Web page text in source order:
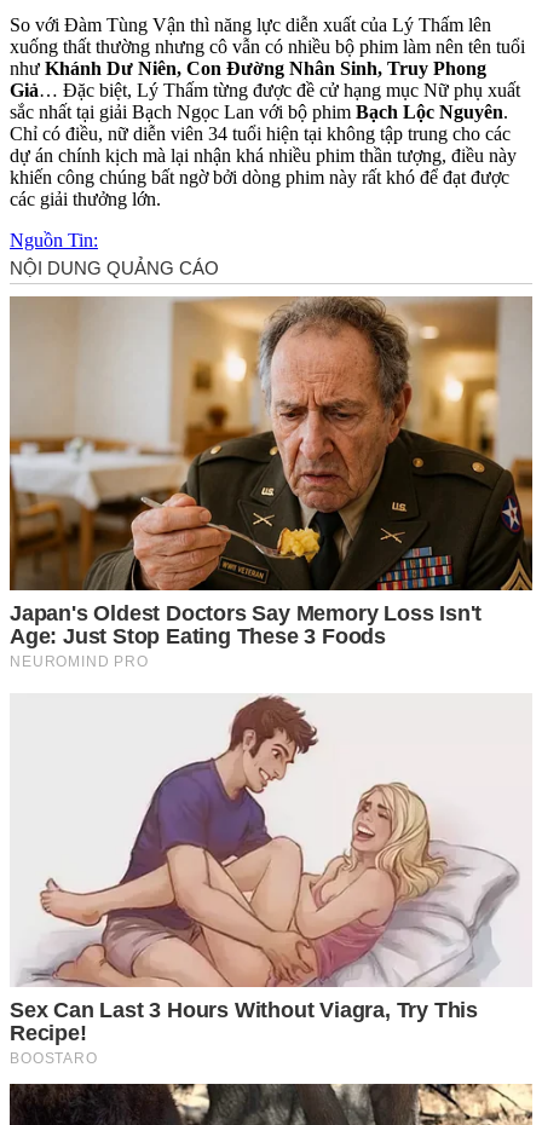
So với Đàm Tùng Vận thì năng lực diễn xuất của Lý Thấm lên
xuống thất thường nhưng cô vẫn có nhiều bộ phim làm nên tên tuổi
như Khánh Dư Niên, Con Đường Nhân Sinh, Truy Phong
Giả… Đặc biệt, Lý Thấm từng được đề cử hạng mục Nữ phụ xuất
sắc nhất tại giải Bạch Ngọc Lan với bộ phim Bạch Lộc Nguyên.
Chỉ có điều, nữ diễn viên 34 tuổi hiện tại không tập trung cho các
dự án chính kịch mà lại nhận khá nhiều phim thần tượng, điều này
khiến công chúng bất ngờ bởi dòng phim này rất khó để đạt được
các giải thưởng lớn.
Nguồn Tin: